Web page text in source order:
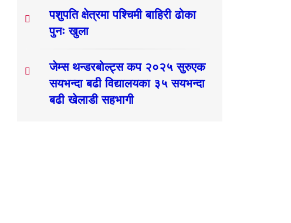
पशुपति क्षेत्रमा पश्चिमी बाहिरी ढोका
पुनः खुला
जेम्स थन्डरबोल्ट्स कप २०२५ सुरुएक
सयभन्दा बढी विद्यालयका ३५ सयभन्दा
बढी खेलाडी सहभागी